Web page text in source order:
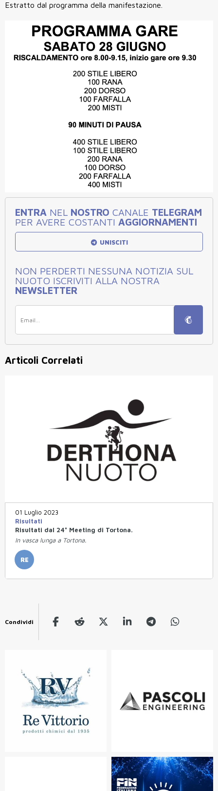
Estratto dal programma della manifestazione.
ENTRA NEL NOSTRO CANALE TELEGRAM
PER AVERE COSTANTI AGGIORNAMENTI
UNISCITI
NON PERDERTI NESSUNA NOTIZIA SUL
NUOTO ISCRIVITI ALLA NOSTRA
NEWSLETTER
Articoli Correlati
01 Luglio 2023
Risultati
Risultati dal 24° Meeting di Tortona.
In vasca lunga a Tortona.
RE
Condividi